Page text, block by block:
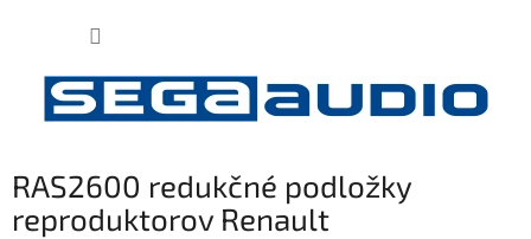
RAS2600 redukčné podložky
reproduktorov Renault